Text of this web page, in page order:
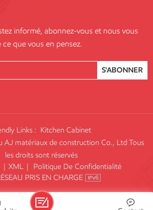
informé, abonnez-vous et nous vous
que vous en pensez.
S'ABONNER
Links : Kitchen Cabinet
AJ matériaux de construction Co., Ltd Tous
les droits sont réservés
| XML |
Politique De Confidentialité
PRIS EN CHARGE